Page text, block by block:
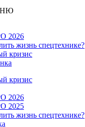
2026
жизнь спецтехнике?
кризис
кризис
2026
2025
жизнь спецтехнике?